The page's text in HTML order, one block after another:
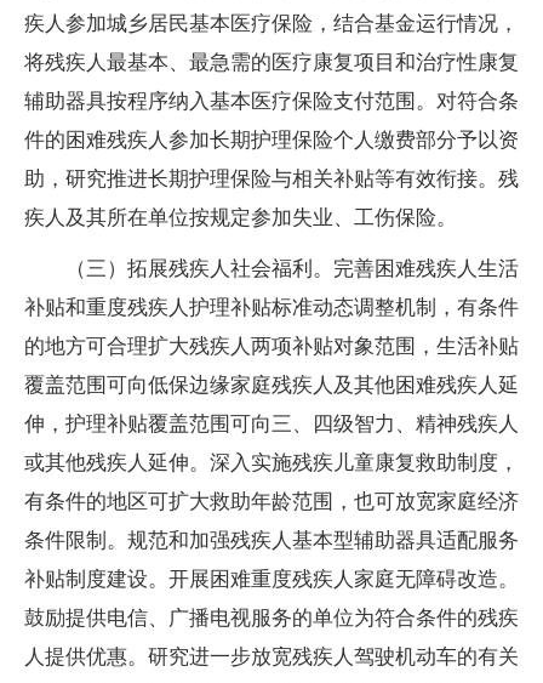
疾人参加城乡居民基本医疗保险，结合基金运行情况，
将残疾人最基本、最急需的医疗康复项目和治疗性康复
辅助器具按程序纳入基本医疗保险支付范围。对符合条
件的困难残疾人参加长期护理保险个人缴费部分予以资
助，研究推进长期护理保险与相关补贴等有效衔接。残
疾人及其所在单位按规定参加失业、工伤保险。
（三）拓展残疾人社会福利。完善困难残疾人生活
补贴和重度残疾人护理补贴标准动态调整机制，有条件
的地方可合理扩大残疾人两项补贴对象范围，生活补贴
覆盖范围可向低保边缘家庭残疾人及其他困难残疾人延
伸，护理补贴覆盖范围可向三、四级智力、精神残疾人
或其他残疾人延伸。深入实施残疾儿童康复救助制度，
有条件的地区可扩大救助年龄范围，也可放宽家庭经济
条件限制。规范和加强残疾人基本型辅助器具适配服务
补贴制度建设。开展困难重度残疾人家庭无障碍改造。
鼓励提供电信、广播电视服务的单位为符合条件的残疾
人提供优惠。研究进一步放宽残疾人驾驶机动车的有关